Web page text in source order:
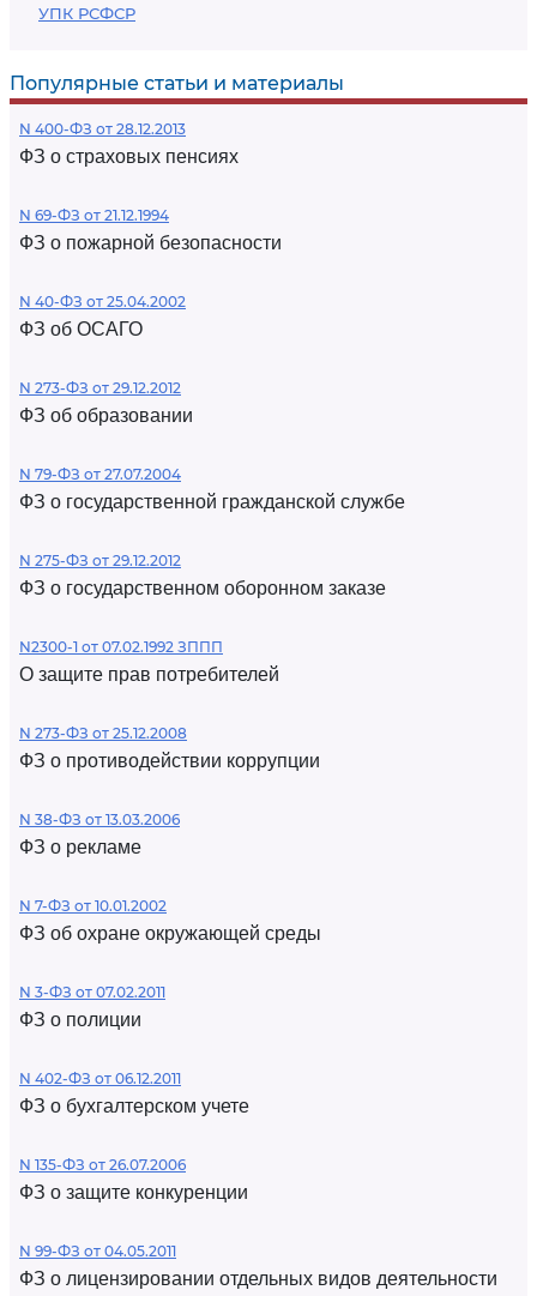
УПК РСФСР
Популярные статьи и материалы
N 400-ФЗ от 28.12.2013
ФЗ о страховых пенсиях
N 69-ФЗ от 21.12.1994
ФЗ о пожарной безопасности
N 40-ФЗ от 25.04.2002
ФЗ об ОСАГО
N 273-ФЗ от 29.12.2012
ФЗ об образовании
N 79-ФЗ от 27.07.2004
ФЗ о государственной гражданской службе
N 275-ФЗ от 29.12.2012
ФЗ о государственном оборонном заказе
N2300-1 от 07.02.1992 ЗППП
О защите прав потребителей
N 273-ФЗ от 25.12.2008
ФЗ о противодействии коррупции
N 38-ФЗ от 13.03.2006
ФЗ о рекламе
N 7-ФЗ от 10.01.2002
ФЗ об охране окружающей среды
N 3-ФЗ от 07.02.2011
ФЗ о полиции
N 402-ФЗ от 06.12.2011
ФЗ о бухгалтерском учете
N 135-ФЗ от 26.07.2006
ФЗ о защите конкуренции
N 99-ФЗ от 04.05.2011
ФЗ о лицензировании отдельных видов деятельности